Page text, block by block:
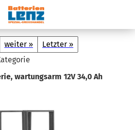
weiter »
Letzter »
war­tungs­arm 12V 34,0 Ah